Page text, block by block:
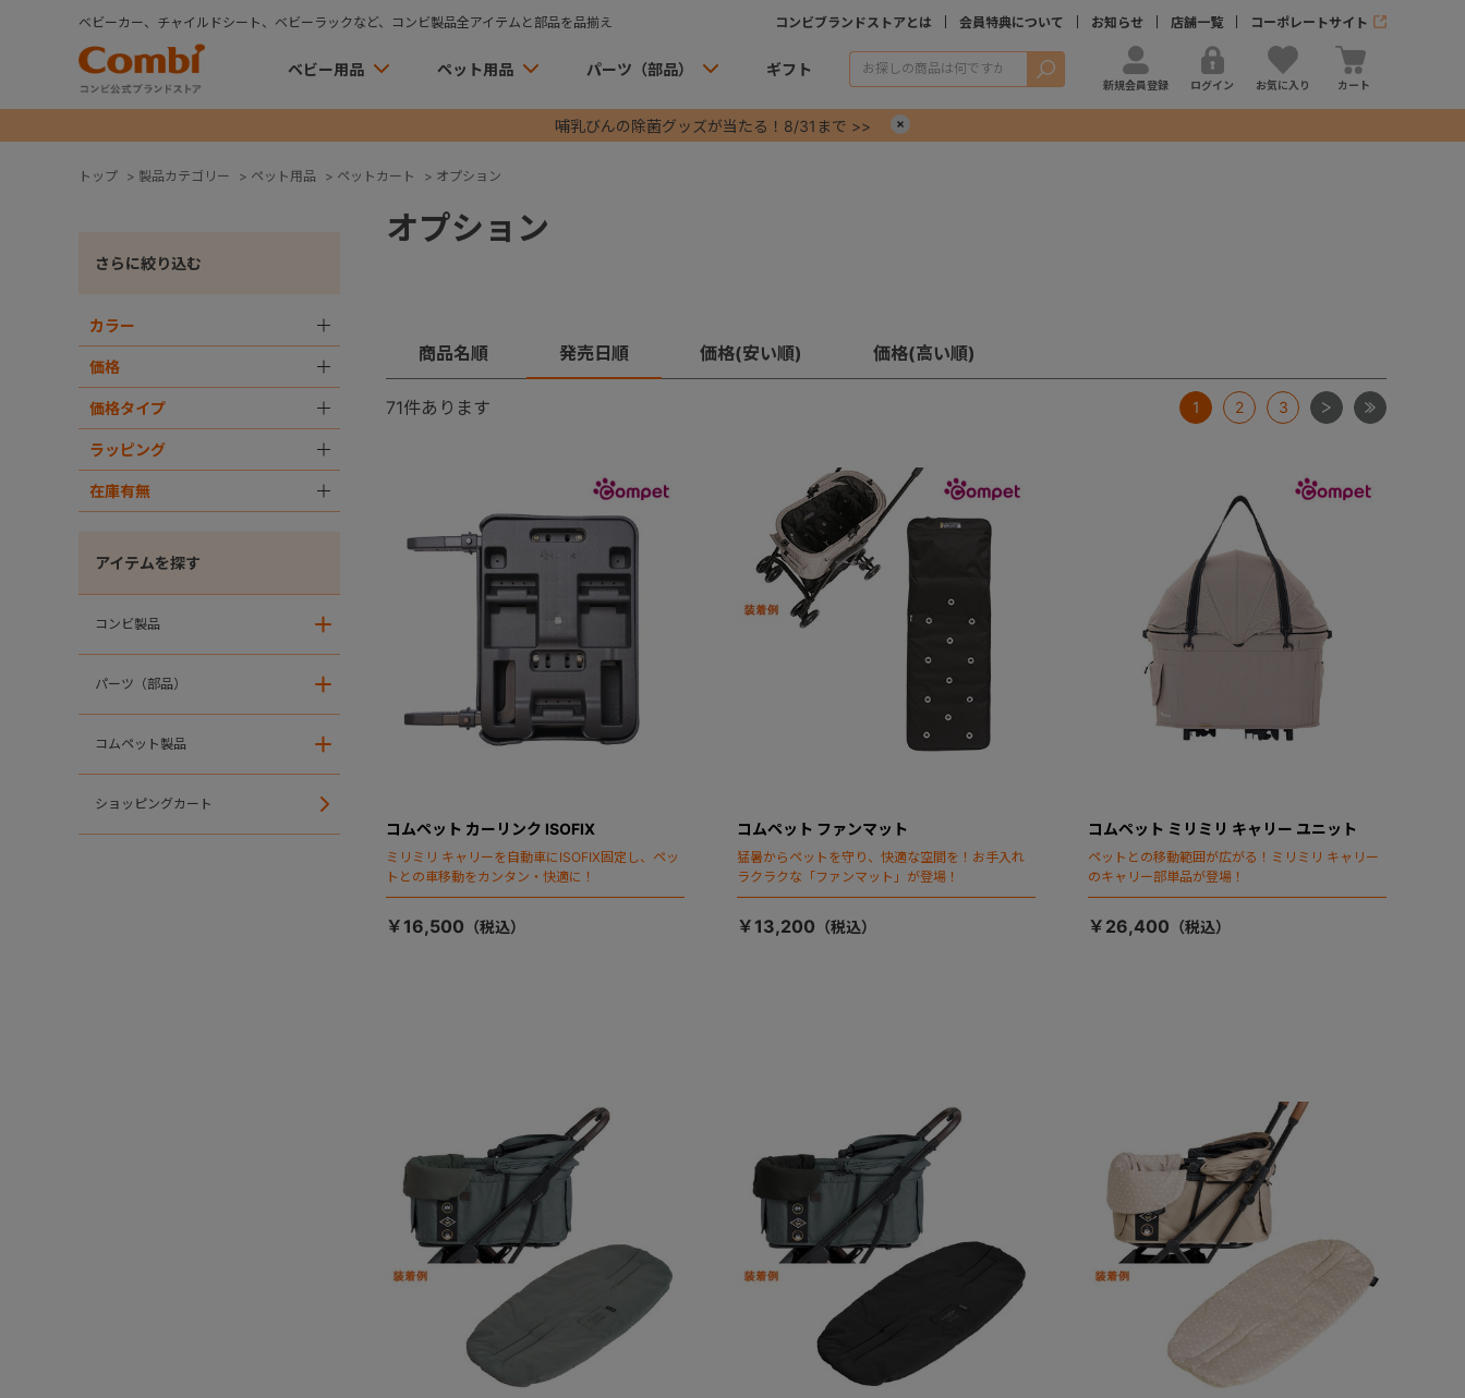
ベビーカー、チャイルドシート、ベビーラックなど、コンビ製品全アイテムと部品を品揃え コンビブランドストアとは 会員特典について お知らせ 店舗一覧 コーポレートサイト
ベビー用品 ペット用品 パーツ（部品） ギフト 検索
新規会員登録 ログイン お気に入り カート
哺乳びんの除菌グッズが当たる！8/31まで >>
トップ > 製品カテゴリー > ペット用品 > ペットカート > オプション
さらに絞り込む
カラー
価格
価格タイプ
ラッピング
在庫有無
アイテムを探す
コンビ製品
パーツ（部品）
コムペット製品
ショッピングカート
オプション
商品名順 発売日順 価格(安い順) 価格(高い順)
71件あります 1 2 3 次 最後
コムペット カーリンク ISOFIX
ミリミリ キャリーを自動車にISOFIX固定し、ペッ
トとの車移動をカンタン・快適に！
￥16,500
コムペット ファンマット
猛暑からペットを守り、快適な空間を！お手入れ
ラクラクな「ファンマット」が登場！
￥13,200
コムペット ミリミリ キャリー ユニット
ペットとの移動範囲が広がる！ミリミリ キャリー
のキャリー部単品が登場！
￥26,400